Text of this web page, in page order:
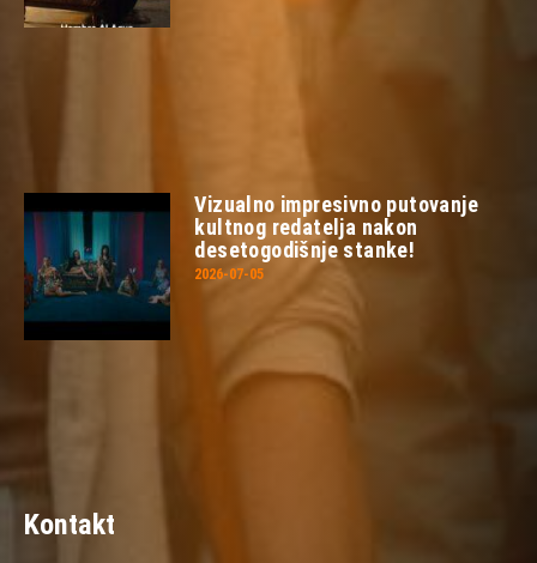
Vizualno impresivno putovanje
kultnog redatelja nakon
desetogodišnje stanke!
2026-07-05
Kontakt